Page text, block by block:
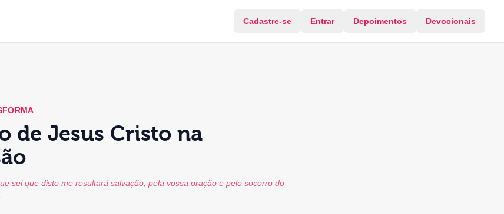
Cadastre-se Entrar Depoimentos Devocionais
de Jesus Cristo na
sei que disto me resultará salvação, pela vossa oração e pelo socorro do